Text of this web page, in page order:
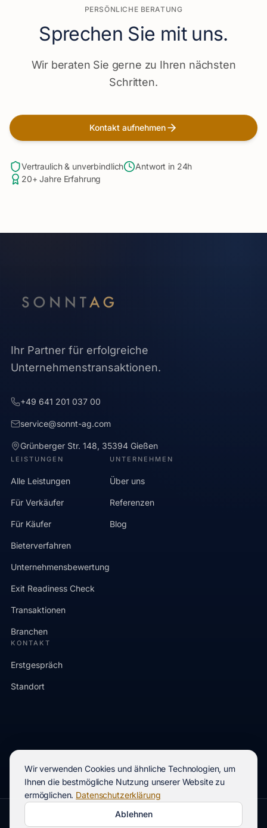
PERSÖNLICHE BERATUNG
Sprechen Sie mit uns.
Wir beraten Sie gerne zu Ihren nächsten
Schritten.
Kontakt aufnehmen
Vertraulich & unverbindlich
Antwort in 24h
20+ Jahre Erfahrung
Ihr Partner für erfolgreiche
Unternehmenstransaktionen.
+49 641 201 037 00
service@sonnt-ag.com
Grünberger Str. 148, 35394 Gießen
LEISTUNGEN
Alle Leistungen
Für Verkäufer
Für Käufer
Bieterverfahren
Unternehmensbewertung
Exit Readiness Check
Transaktionen
Branchen
UNTERNEHMEN
Über uns
Referenzen
Blog
KONTAKT
Erstgespräch
Standort
Wir verwenden Cookies und ähnliche Technologien, um
Ihnen die bestmögliche Nutzung unserer Website zu
ermöglichen. Datenschutzerklärung
Ablehnen